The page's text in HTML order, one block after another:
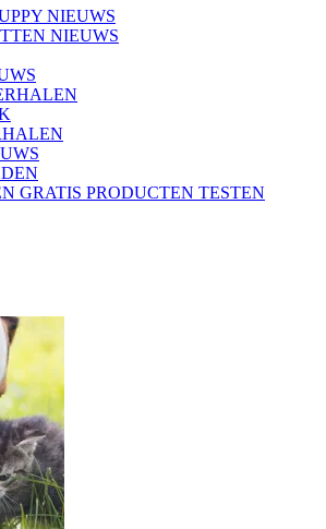
NIEUWS
NIEUWS
GRATIS PRODUCTEN TESTEN